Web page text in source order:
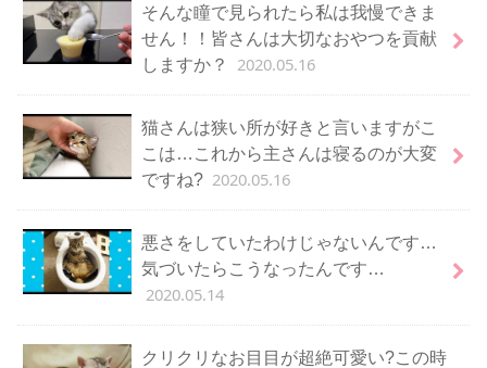
そんな瞳で見られたら私は我慢できま
せん！！皆さんは大切なおやつを貢献
しますか？
2020.05.16
猫さんは狭い所が好きと言いますがこ
こは…これから主さんは寝るのが大変
ですね? 2020.05.16
悪さをしていたわけじゃないんです…
気づいたらこうなったんです…
2020.05.14
クリクリなお目目が超絶可愛い?この時